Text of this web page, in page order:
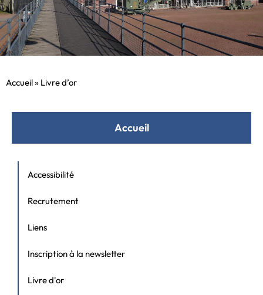
Accueil» Livre d’or
Accueil
Accessibilité
Recrutement
Liens
Inscription à la newsletter
Livre d'or